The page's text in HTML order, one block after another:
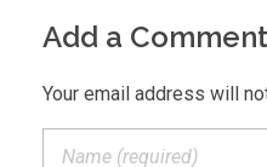
Add a Comment
Your email address will